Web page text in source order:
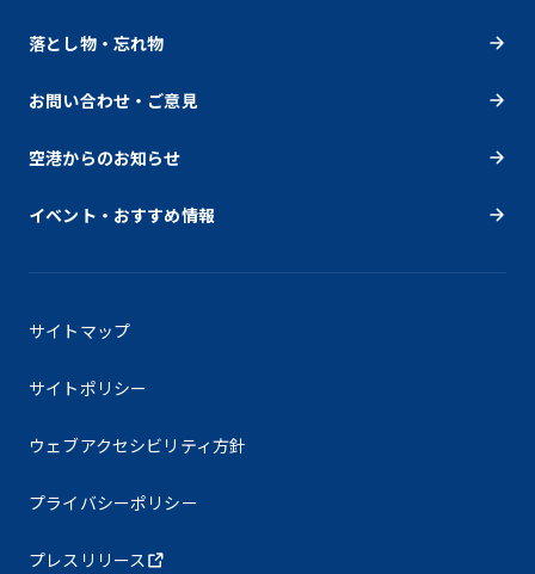
落とし物・忘れ物
お問い合わせ・ご意見
空港からのお知らせ
イベント・おすすめ情報
サイトマップ
サイトポリシー
ウェブアクセシビリティ方針
プライバシーポリシー
プレスリリース